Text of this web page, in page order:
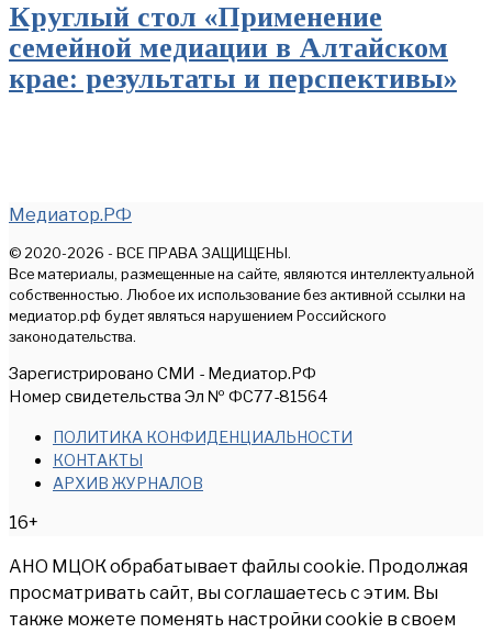
Круглый стол «Применение
семейной медиации в Алтайском
крае: результаты и перспективы»
Медиатор.РФ
© 2020-2026 - ВСЕ ПРАВА ЗАЩИЩЕНЫ.
Все материалы, размещенные на сайте, являются интеллектуальной
собственностью. Любое их использование без активной ссылки на
медиатор.рф будет являться нарушением Российского
законодательства.
Зарегистрировано СМИ - Медиатор.РФ
Номер свидетельства Эл № ФС77-81564
ПОЛИТИКА КОНФИДЕНЦИАЛЬНОСТИ
КОНТАКТЫ
АРХИВ ЖУРНАЛОВ
16+
АНО МЦОК обрабатывает файлы cookie. Продолжая
просматривать сайт, вы соглашаетесь с этим. Вы
также можете поменять настройки cookie в своем